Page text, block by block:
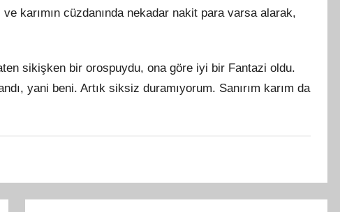
karımın cüzdanında nekadar nakit para varsa alarak,
sikişken bir orospuydu, ona göre iyi bir Fantazi oldu.
yani beni. Artık siksiz duramıyorum. Sanırım karım da